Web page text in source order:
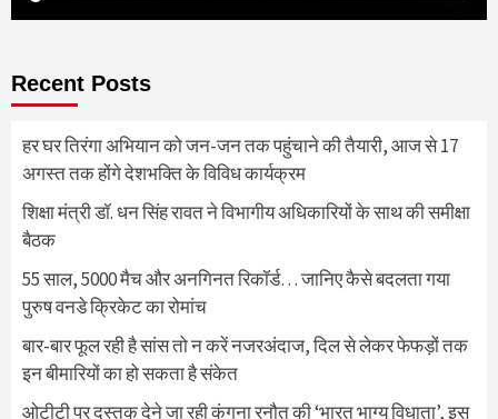
Recent Posts
हर घर तिरंगा अभियान को जन-जन तक पहुंचाने की तैयारी, आज से 17
अगस्त तक होंगे देशभक्ति के विविध कार्यक्रम
शिक्षा मंत्री डॉ. धन सिंह रावत ने विभागीय अधिकारियों के साथ की समीक्षा
बैठक
55 साल, 5000 मैच और अनगिनत रिकॉर्ड… जानिए कैसे बदलता गया
पुरुष वनडे क्रिकेट का रोमांच
बार-बार फूल रही है सांस तो न करें नजरअंदाज, दिल से लेकर फेफड़ों तक
इन बीमारियों का हो सकता है संकेत
ओटीटी पर दस्तक देने जा रही कंगना रनौत की ‘भारत भाग्य विधाता’, इस